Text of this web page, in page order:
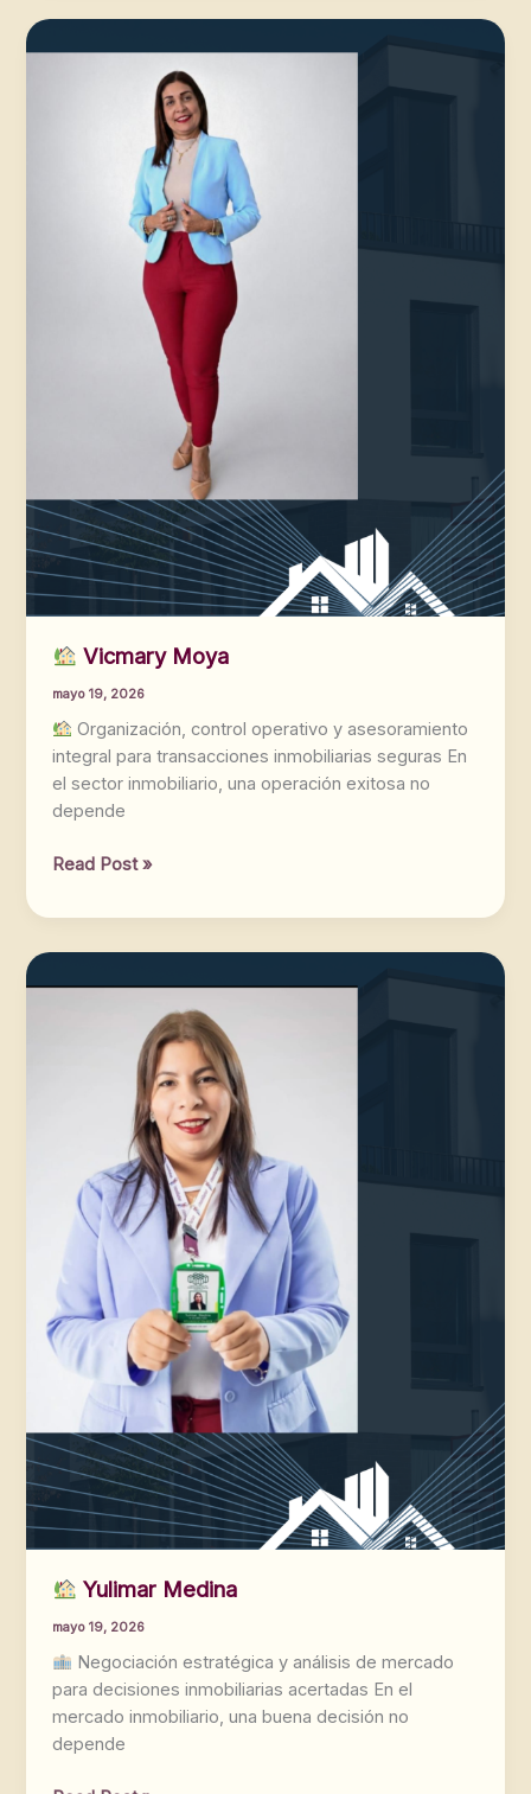
Vicmary Moya
mayo 19, 2026
Organización, control operativo y asesoramiento
integral para transacciones inmobiliarias seguras En
el sector inmobiliario, una operación exitosa no
depende
Moya
Read Post »
Yulimar Medina
mayo 19, 2026
Negociación estratégica y análisis de mercado
para decisiones inmobiliarias acertadas En el
mercado inmobiliario, una buena decisión no
depende